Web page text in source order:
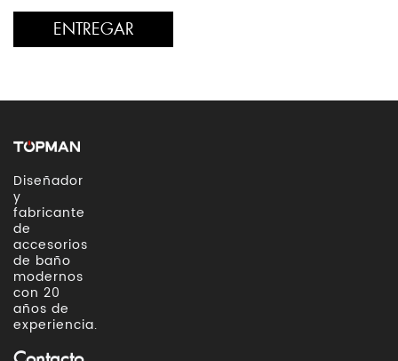
Diseñador
y
fabricante
de
accesorios
de baño
modernos
con 20
años de
experiencia.